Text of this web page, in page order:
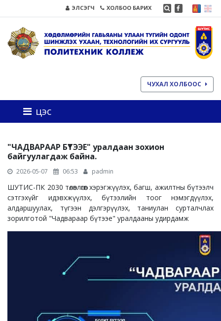
ЭЛСЭГЧ ХОЛБОО БАРИХ
ЧУХАЛ ХОЛБООС
цэс
"ЧАДВАРААР БҮТЭЭЕ" уралдаан зохион
байгуулагдаж байна.
2026-05-07 06:53 padmin
ШУТИС-ПК 2030 төлөвлөгөөг хэрэгжүүлэх, багш, ажилтны бүтээлч
сэтгэхүйг идэвхжүүлэх, бүтээлийн тоог нэмэгдүүлэх,
алдаршуулах, түгээн дэлгэрүүлэх, таниулан сурталчлах
зорилготой "Чадвараар бүтээе" уралдааны удирдамж